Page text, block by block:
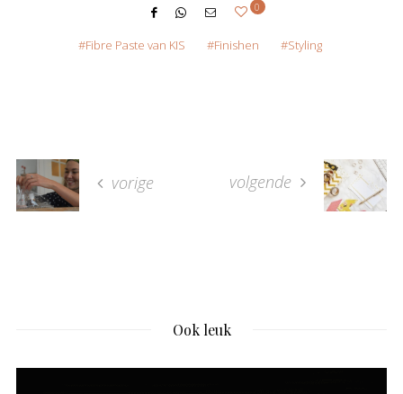
0
Fibre Paste van KIS Finishen Styling
vorige volgende
Ook leuk